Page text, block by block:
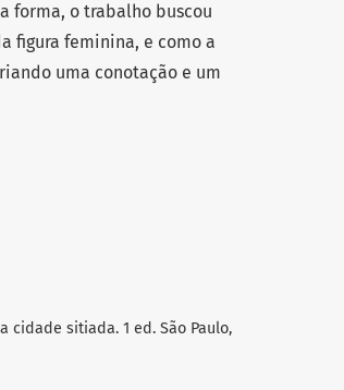
forma, o trabalho buscou
figura feminina, e como a
uma conotação e um
cidade sitiada. 1 ed. São Paulo,